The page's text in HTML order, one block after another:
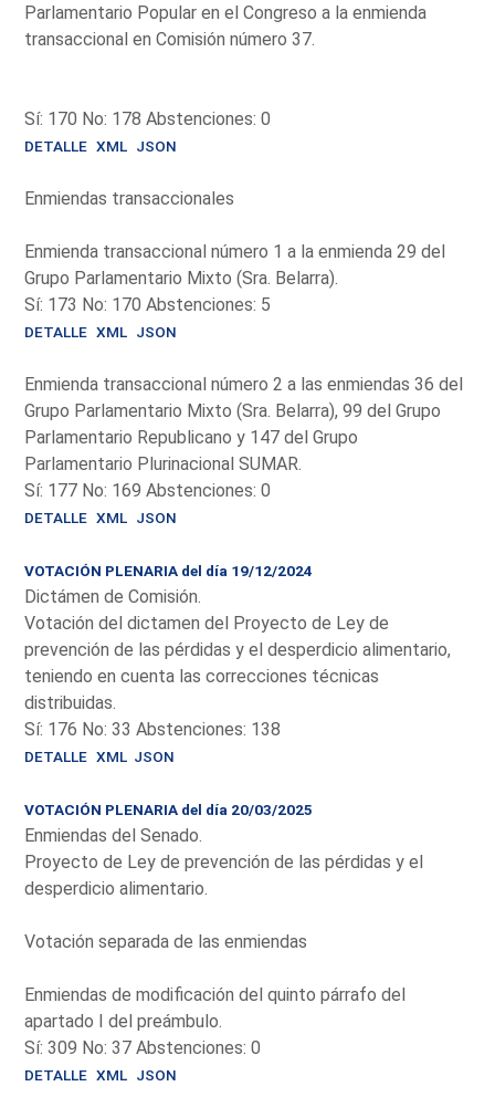
Parlamentario Popular en el Congreso a la enmienda
transaccional en Comisión número 37.
Sí: 170 No: 178 Abstenciones: 0
DETALLE XML JSON
Enmiendas transaccionales
Enmienda transaccional número 1 a la enmienda 29 del
Grupo Parlamentario Mixto (Sra. Belarra).
Sí: 173 No: 170 Abstenciones: 5
DETALLE XML JSON
Enmienda transaccional número 2 a las enmiendas 36 del
Grupo Parlamentario Mixto (Sra. Belarra), 99 del Grupo
Parlamentario Republicano y 147 del Grupo
Parlamentario Plurinacional SUMAR.
Sí: 177 No: 169 Abstenciones: 0
DETALLE XML JSON
VOTACIÓN PLENARIA del día 19/12/2024
Dictámen de Comisión.
Votación del dictamen del Proyecto de Ley de
prevención de las pérdidas y el desperdicio alimentario,
teniendo en cuenta las correcciones técnicas
distribuidas.
Sí: 176 No: 33 Abstenciones: 138
DETALLE XML JSON
VOTACIÓN PLENARIA del día 20/03/2025
Enmiendas del Senado.
Proyecto de Ley de prevención de las pérdidas y el
desperdicio alimentario.
Votación separada de las enmiendas
Enmiendas de modificación del quinto párrafo del
apartado I del preámbulo.
Sí: 309 No: 37 Abstenciones: 0
DETALLE XML JSON